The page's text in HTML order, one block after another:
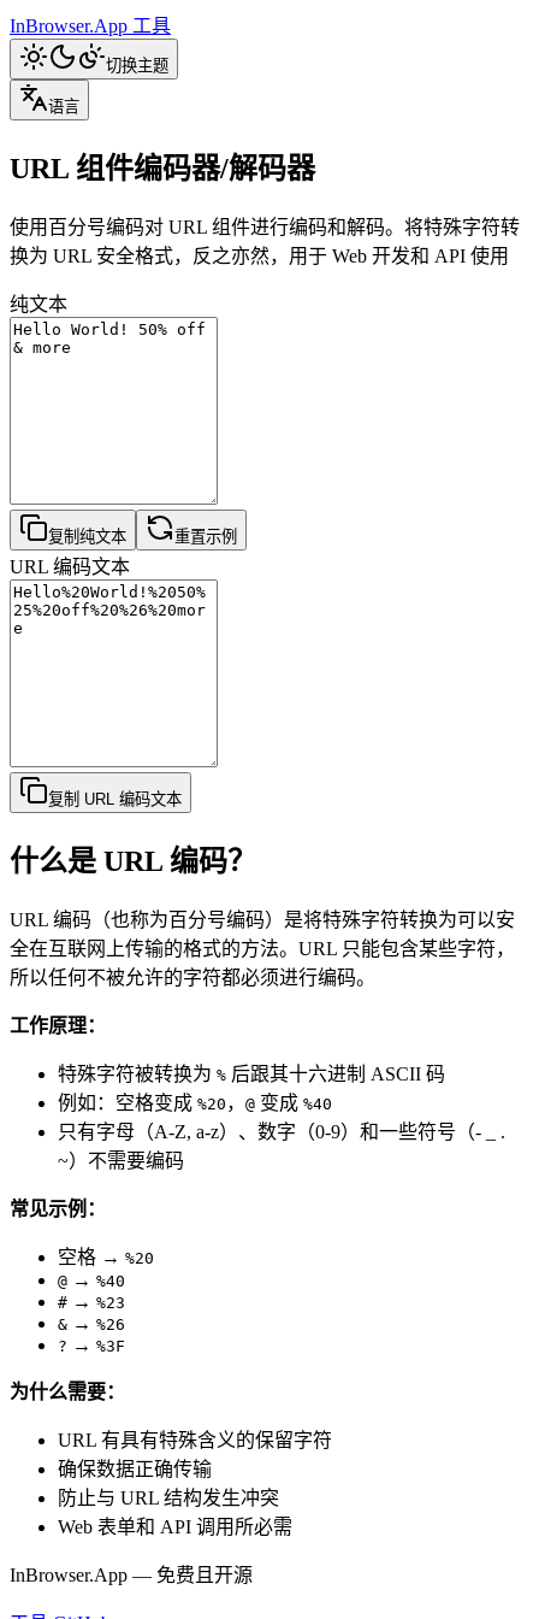
InBrowser.App 工具
切换主题
语言
URL 组件编码器/解码器
使用百分号编码对 URL 组件进行编码和解码。将特殊字符转
换为 URL 安全格式，反之亦然，用于 Web 开发和 API 使用
纯文本
复制纯文本 重置示例
URL 编码文本
复制 URL 编码文本
什么是 URL 编码？
URL 编码（也称为百分号编码）是将特殊字符转换为可以安
全在互联网上传输的格式的方法。URL 只能包含某些字符，
所以任何不被允许的字符都必须进行编码。
工作原理：
特殊字符被转换为 % 后跟其十六进制 ASCII 码
例如：空格变成 %20 ， @ 变成 %40
只有字母（A-Z, a-z）、数字（0-9）和一些符号（- _ .
~）不需要编码
常见示例：
空格 → %20
@ → %40
# → %23
& → %26
? → %3F
为什么需要：
URL 有具有特殊含义的保留字符
确保数据正确传输
防止与 URL 结构发生冲突
Web 表单和 API 调用所必需
InBrowser.App — 免费且开源